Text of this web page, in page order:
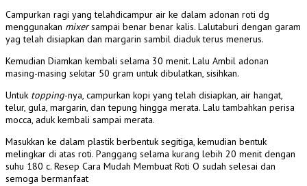
Campurkan ragi yang telahdicampur air ke dalam adonan roti dg
menggunakan mixersampai benar benar kalis. Lalutaburi dengan garam
yag telah disiapkan dan margarin sambil diaduk terus menerus.
Kemudian Diamkan kembali selama 30 menit. Lalu Ambil adonan
masing-masing sekitar 50 gram untuk dibulatkan, sisihkan.
Untuk topping-nya, campurkan kopi yang telah disiapkan, air hangat,
telur, gula, margarin, dan tepung hingga merata. Lalu tambahkan perisa
mocca, aduk kembali sampai merata.
Masukkan ke dalam plastik berbentuk segitiga, kemudian bentuk
melingkar di atas roti. Panggang selama kurang lebih 20 menit dengan
suhu 180 c. Resep Cara Mudah Membuat Roti O sudah selesai dan
semoga bermanfaat